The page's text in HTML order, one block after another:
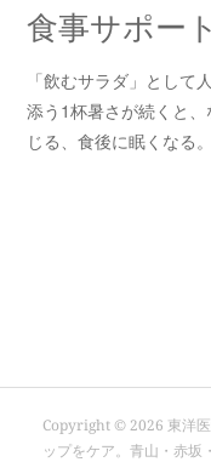
「飲むサラダ」として
添う1杯暑さが続くと
じる、食後に眠くなる
Copyright ©2026 東洋
ップをケア。青山・赤坂